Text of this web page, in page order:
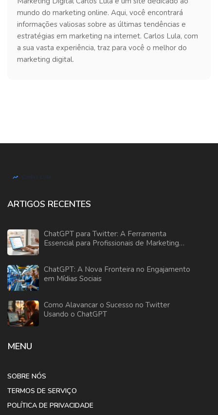
mundo do marketing online. Aqui, você encontrará
informações valiosas sobre as últimas tendências e
estratégias em marketing na internet. Carlos Lula, com
a sua vasta experiência, traz para você o melhor do
marketing digital.
ARTIGOS RECENTES
ChatGPT para Twitter: A Ferramenta
Essencial para Profissionais de Marketing
ChatGPT: A Nova Fronteira no Engajamento
em Mídias Sociais
Como Alavancar o Sucesso no Twitter
Usando o ChatGPT
MENU
SOBRE NÓS
TERMOS DE SERVIÇO
POLÍTICA DE PRIVACIDADE